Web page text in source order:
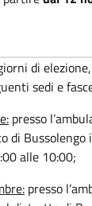
di
sedi e
presso
di Bussolengo
alle 10:00;
presso